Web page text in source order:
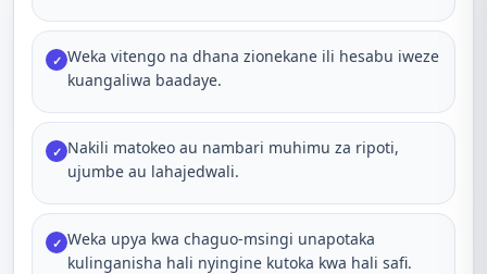
✓ Weka vitengo na dhana zionekane ili hesabu iweze
kuangaliwa baadaye.
✓ Nakili matokeo au nambari muhimu za ripoti,
ujumbe au lahajedwali.
✓ Weka upya kwa chaguo-msingi unapotaka
kulinganisha hali nyingine kutoka kwa hali safi.